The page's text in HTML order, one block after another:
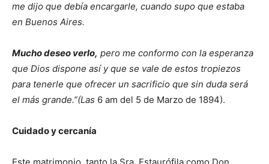
me dijo que debía encargarle, cuando supo que estaba
en Buenos Aires.
Mucho deseo verlo, pero me conformo con la esperanza
que Dios dispone así y que se vale de estos tropiezos
para tenerle que ofrecer un sacrificio que sin duda será
el más grande.”(Las 6 am del 5 de Marzo de 1894).
Cuidado y cercanía